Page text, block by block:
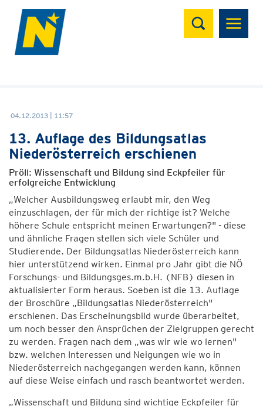
Suchen
04.12.2013 | 11:57
13. Auflage des Bildungsatlas
Niederösterreich erschienen
Pröll: Wissenschaft und Bildung sind Eckpfeiler für
erfolgreiche Entwicklung
„Welcher Ausbildungsweg erlaubt mir, den Weg
einzuschlagen, der für mich der richtige ist? Welche
höhere Schule entspricht meinen Erwartungen?" - diese
und ähnliche Fragen stellen sich viele Schüler und
Studierende. Der Bildungsatlas Niederösterreich kann
hier unterstützend wirken. Einmal pro Jahr gibt die NÖ
Forschungs- und Bildungsges.m.b.H. (NFB) diesen in
aktualisierter Form heraus. Soeben ist die 13. Auflage
der Broschüre „Bildungsatlas Niederösterreich"
erschienen. Das Erscheinungsbild wurde überarbeitet,
um noch besser den Ansprüchen der Zielgruppen gerecht
zu werden. Fragen nach dem „was wir wie wo lernen"
bzw. welchen Interessen und Neigungen wie wo in
Niederösterreich nachgegangen werden kann, können
auf diese Weise einfach und rasch beantwortet werden.
„Wissenschaft und Bildung sind wichtige Eckpfeiler für